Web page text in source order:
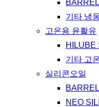
기타 냉
고온용 윤활유
HILUBE
기타 고
실리콘오일
NEO